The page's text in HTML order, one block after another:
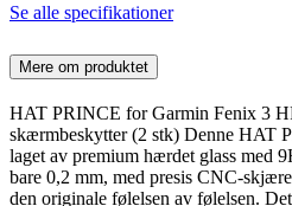
Se alle specifikationer
Mere om produktet
HAT PRINCE for Garmin Fenix 3
skærmbeskytter (2 stk) Denne HAT
laget av premium hærdet glass med
bare 0,2 mm, med presis CNC-
den originale følelsen av følelsen.